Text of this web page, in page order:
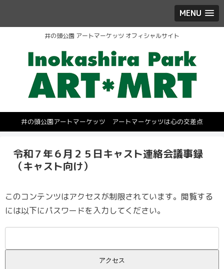
MENU
井の頭公園 アートマーケッツ オフィシャルサイト
井の頭公園アートマーケッツ アートマーケッツは心の交差点
令和７年６月２５日キャスト連絡会議事録
（キャスト向け）
このコンテンツはアクセスが制限されています。閲覧する
には以下にパスワードを入力してください。